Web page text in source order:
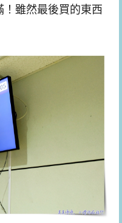
雖然最後買的東西